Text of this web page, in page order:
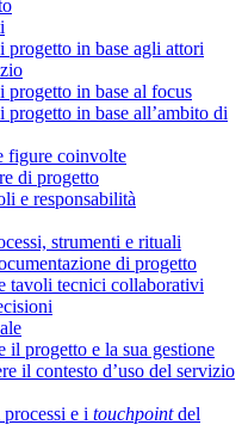
in base agli attori
in base al focus
in base all’ambito di
figure coinvolte
di progetto
e responsabilità
strumenti e rituali
di progetto
tavoli tecnici collaborativi
il progetto e la sua gestione
il contesto d’uso del servizio
e i touchpointdel